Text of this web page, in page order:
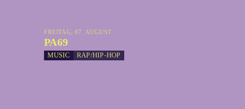
FREITAG, 07. AUGUST
PA69
MUSIC RAP/HIP-HOP